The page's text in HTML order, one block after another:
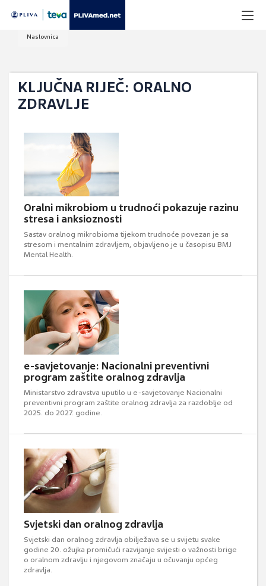
Naslovnica
KLJUČNA RIJEČ: ORALNO
ZDRAVLJE
Oralni mikrobiom u trudnoći pokazuje razinu
stresa i anksioznosti
Sastav oralnog mikrobioma tijekom trudnoće povezan je sa
stresom i mentalnim zdravljem, objavljeno je u časopisu BMJ
Mental Health.
e-savjetovanje: Nacionalni preventivni
program zaštite oralnog zdravlja
Ministarstvo zdravstva uputilo u e-savjetovanje Nacionalni
preventivni program zaštite oralnog zdravlja za razdoblje od
2025. do 2027. godine.
Svjetski dan oralnog zdravlja
Svjetski dan oralnog zdravlja obilježava se u svijetu svake
godine 20. ožujka promičući razvijanje svijesti o važnosti brige
o oralnom zdravlju i njegovom značaju u očuvanju općeg
zdravlja.